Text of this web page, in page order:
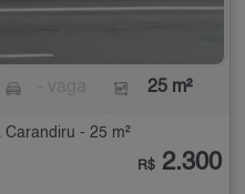
25 m²
Carandiru - 25 m²
R$ 2.300